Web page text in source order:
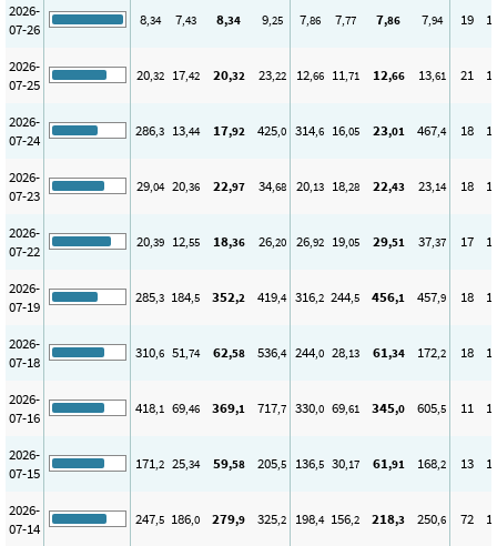
2026-
07-26
8,34 7,43 8,34 9,25 7,86 7,77 7,86 7,94 19
2026-
07-25
20,32 17,42 20,32 23,22 12,66 11,71 12,66 13,61 21
2026-
07-24
286,3 13,44 17,92 425,0 314,6 16,05 23,01 467,4 18
2026-
07-23
29,04 20,36 22,97 34,68 20,13 18,28 22,43 23,14 18
2026-
07-22
20,39 12,55 18,36 26,20 26,92 19,05 29,51 37,37 17
2026-
07-19
285,3 184,5 352,2 419,4 316,2 244,5 456,1 457,9 18
2026-
07-18
310,6 51,74 62,58 536,4 244,0 28,13 61,34 172,2 18
2026-
07-16
418,1 69,46 369,1 717,7 330,0 69,61 345,0 605,5 11
2026-
07-15
171,2 25,34 59,58 205,5 136,5 30,17 61,91 168,2 13
2026-
07-14
247,5 186,0 279,9 325,2 198,4 156,2 218,3 250,6 72